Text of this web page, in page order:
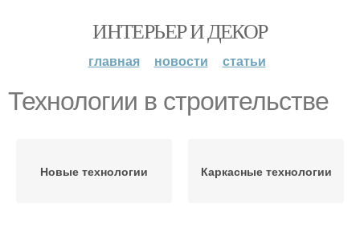
ИНТЕРЬЕР И ДЕКОР
главная новости статьи
Технологии в строительстве
Новые технологии Каркасные технологии